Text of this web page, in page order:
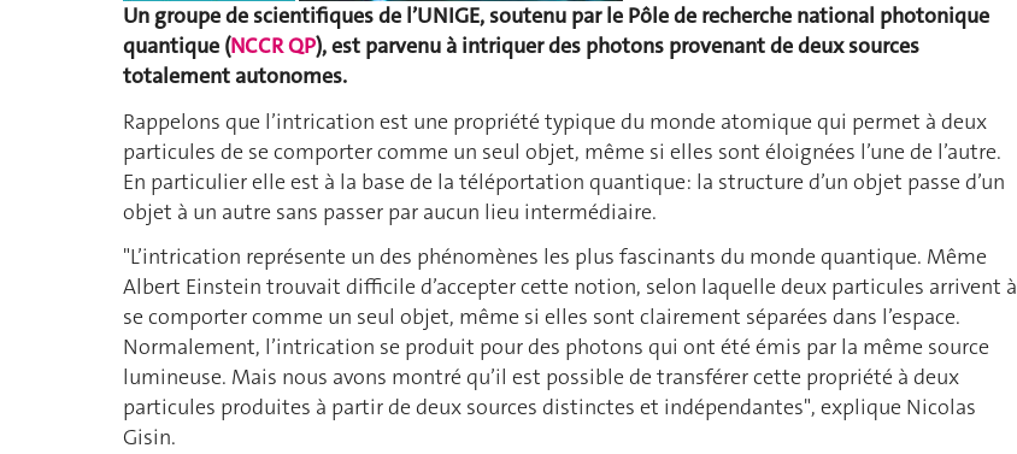
Un groupe de scientifiques de l’UNIGE, soutenu par le Pôle de recherche national photonique
quantique (NCCR QP), est parvenu à intriquer des photons provenant de deux sources
totalement autonomes.
Rappelons que l’intrication est une propriété typique du monde atomique qui permet à deux
particules de se comporter comme un seul objet, même si elles sont éloignées l’une de l’autre.
En particulier elle est à la base de la téléportation quantique: la structure d’un objet passe d’un
objet à un autre sans passer par aucun lieu intermédiaire.
"L’intrication représente un des phénomènes les plus fascinants du monde quantique. Même
Albert Einstein trouvait difficile d’accepter cette notion, selon laquelle deux particules arrivent à
se comporter comme un seul objet, même si elles sont clairement séparées dans l’espace.
Normalement, l’intrication se produit pour des photons qui ont été émis par la même source
lumineuse. Mais nous avons montré qu’il est possible de transférer cette propriété à deux
particules produites à partir de deux sources distinctes et indépendantes", explique Nicolas
Gisin.